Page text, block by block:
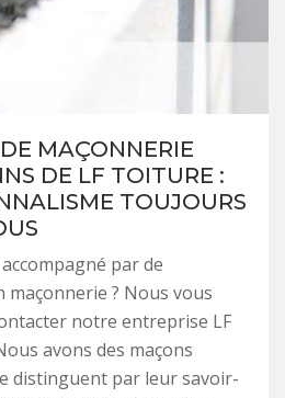
MAÇONNERIE
DE LF TOITURE :
TOUJOURS
par de
? Nous vous
notre entreprise LF
avons des maçons
distinguent par leur savoir-